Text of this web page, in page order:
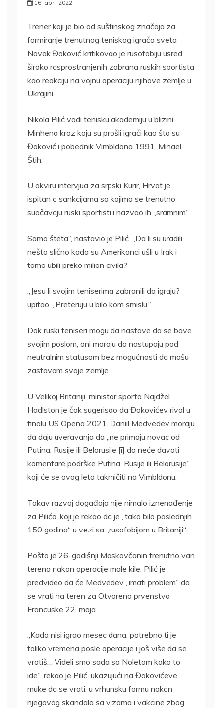
16. april 2022.
Trener koji je bio od suštinskog značaja za
formiranje trenutnog teniskog igrača sveta
Novak Đoković kritikovao je rusofobiju usred
široko rasprostranjenih zabrana ruskih sportista
kao reakciju na vojnu operaciju njihove zemlje u
Ukrajini.
Nikola Pilić vodi tenisku akademiju u blizini
Minhena kroz koju su prošli igrači kao što su
Đoković i pobednik Vimbldona 1991. Mihael
Štih.
U okviru intervjua za srpski Kurir, Hrvat je
ispitan o sankcijama sa kojima se trenutno
suočavaju ruski sportisti i nazvao ih „sramnim“.
Samo šteta“, nastavio je Pilić. „Da li su uradili
nešto slično kada su Amerikanci ušli u Irak i
tamo ubili preko milion civila?
„Jesu li svojim teniserima zabranili da igraju?
upitao. „Preteruju u bilo kom smislu.“
Dok ruski teniseri mogu da nastave da se bave
svojim poslom, oni moraju da nastupaju pod
neutralnim statusom bez mogućnosti da mašu
zastavom svoje zemlje.
U Velikoj Britaniji, ministar sporta Najdžel
Hadlston je čak sugerisao da Đokovićev rival u
finalu US Opena 2021. Daniil Medvedev moraju
da daju uveravanja da „ne primaju novac od
Putina, Rusije ili Belorusije [i] da neće davati
komentare podrške Putina, Rusije ili Belorusije“
koji će se ovog leta takmičiti na Vimbldonu.
Takav razvoj događaja nije nimalo iznenađenje
za Pilića, koji je rekao da je „tako bilo poslednjih
150 godina“ u vezi sa „rusofobijom u Britaniji“.
Pošto je 26-godišnji Moskovčanin trenutno van
terena nakon operacije male kile, Pilić je
predvideo da će Medvedev „imati problem“ da
se vrati na teren za Otvoreno prvenstvo
Francuske 22. maja.
„Kada nisi igrao mesec dana, potrebno ti je
toliko vremena posle operacije i još više da se
vratiš… Videli smo sada sa Noletom kako to
ide“, rekao je Pilić, ukazujući na Đokovićeve
muke da se vrati. u vrhunsku formu nakon
njegovog skandala sa vizama i vakcine zbog